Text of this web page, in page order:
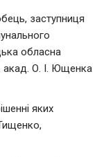
заступниця
обласна
акад. О. І. Ющенка
яких